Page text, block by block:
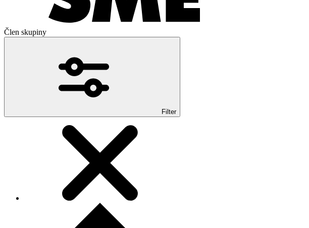
Člen skupiny
Filter